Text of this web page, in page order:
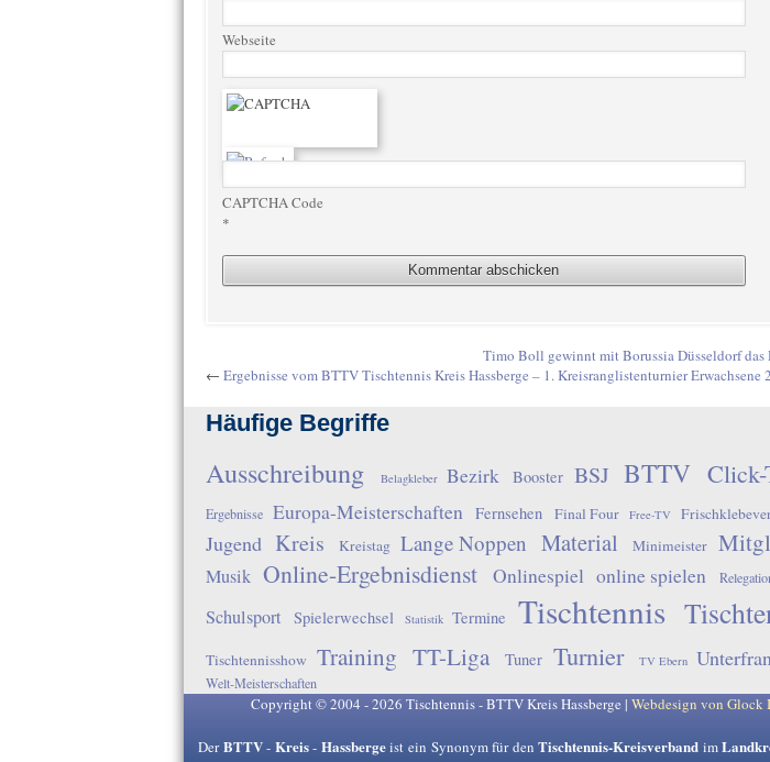
Webseite
CAPTCHA Code
*
Timo Boll gewinnt mit Borussia Düsseldorf
← Ergebnisse vom BTTV Tischtennis Kreis Hassberge – 1. Kreisranglistenturnier Erwachsene
Häufige Begriffe
Ausschreibung Belagkleber Bezirk Booster BSJ BTTV
Ergebnisse Europa-Meisterschaften Fernsehen Final Four Free-TV
Jugend Kreis Kreistag Lange Noppen Material Minimeister
Musik Online-Ergebnisdienst Onlinespiel online spielen
Schulsport
Spielerwechsel Statistik Termine Tischtennis
Tischtennisshow Training TT-Liga Tuner Turnier TV Ebern
Welt-Meisterschaften
Copyright © 2004 - 2026 Tischtennis - BTTV Kreis Hassberge | Webdesign von Glock
DerBTTV- Kreis- Hassbergeist ein Synonym für denTischtennis-Kreisverband im